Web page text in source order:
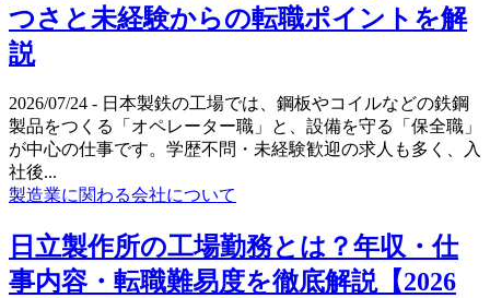
つさと未経験からの転職ポイントを解
説
2026/07/24 - 日本製鉄の工場では、鋼板やコイルなどの鉄鋼
製品をつくる「オペレーター職」と、設備を守る「保全職」
が中心の仕事です。学歴不問・未経験歓迎の求人も多く、入
社後...
製造業に関わる会社について
日立製作所の工場勤務とは？年収・仕
事内容・転職難易度を徹底解説【2026